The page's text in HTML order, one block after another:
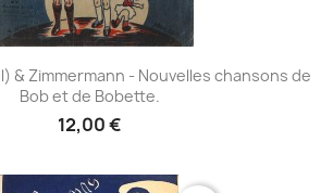
& Zimmermann - Nouvelles chansons de
Bob et de Bobette.
12,00 €